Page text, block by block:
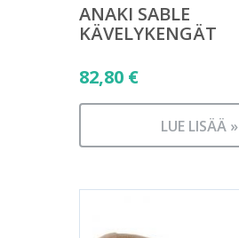
ANAKI SABLE
KÄVELYKENGÄT
82,80 €
LUE LISÄÄ »